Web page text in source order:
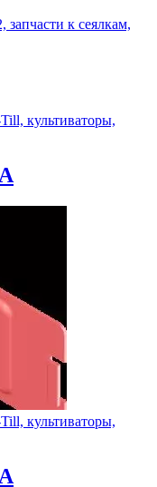
к сеялкам,
культиваторы,
культиваторы,